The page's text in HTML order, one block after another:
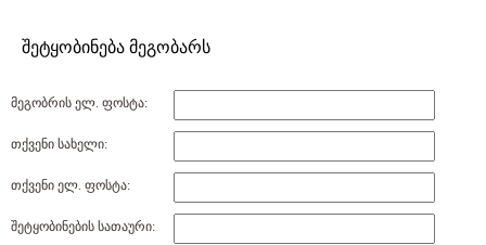
შეტყობინება მეგობარს
მეგობრის ელ. ფოსტა:
თქვენი სახელი:
თქვენი ელ. ფოსტა:
შეტყობინების სათაური: